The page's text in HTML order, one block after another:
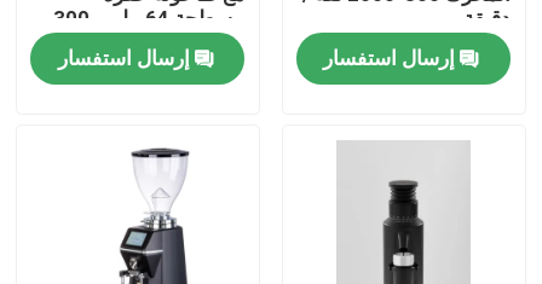
اتصل بنا
مطحنة حبوب البن
مطحنة القهوة
دقيقة
إرسال استفسار
مسطحة 64 ملم و 300
واط من الطاقة
إرسال استفسار